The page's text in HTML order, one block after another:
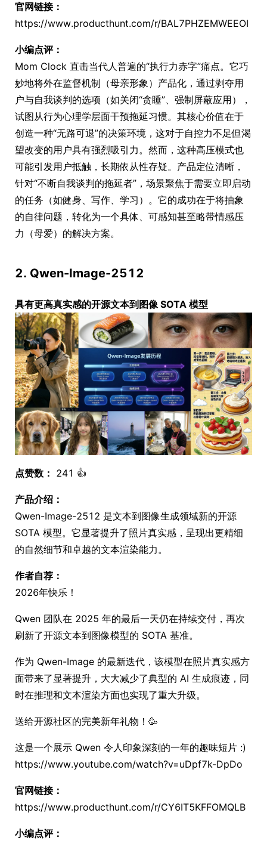
官网链接：
https://www.producthunt.com/r/BAL7PHZEMWEEOI
小编点评：
Mom Clock 直击当代人普遍的“执行力赤字”痛点。它巧
妙地将外在监督机制（母亲形象）产品化，通过剥夺用
户与自我谈判的选项（如关闭“贪睡”、强制屏蔽应用），
试图从行为心理学层面干预拖延习惯。其核心价值在于
创造一种“无路可退”的决策环境，这对于自控力不足但渴
望改变的用户具有强烈吸引力。然而，这种高压模式也
可能引发用户抵触，长期依从性存疑。产品定位清晰，
针对“不断自我谈判的拖延者”，场景聚焦于需要立即启动
的任务（如健身、写作、学习）。它的成功在于将抽象
的自律问题，转化为一个具体、可感知甚至略带情感压
力（母爱）的解决方案。
2. Qwen-Image-2512
具有更高真实感的开源文本到图像 SOTA 模型
点赞数： 241 👍
产品介绍：
Qwen-Image-2512 是文本到图像生成领域新的开源
SOTA 模型。它显著提升了照片真实感，呈现出更精细
的自然细节和卓越的文本渲染能力。
作者自荐：
2026年快乐！
Qwen 团队在 2025 年的最后一天仍在持续交付，再次
刷新了开源文本到图像模型的 SOTA 基准。
作为 Qwen-Image 的最新迭代，该模型在照片真实感方
面带来了显著提升，大大减少了典型的 AI 生成痕迹，同
时在推理和文本渲染方面也实现了重大升级。
送给开源社区的完美新年礼物！🥳
这是一个展示 Qwen 令人印象深刻的一年的趣味短片 :)
https://www.youtube.com/watch?v=uDpf7k-DpDo
官网链接：
https://www.producthunt.com/r/CY6IT5KFFOMQLB
小编点评：